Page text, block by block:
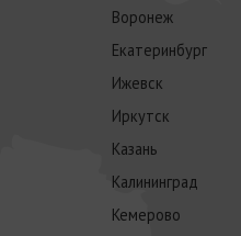
Воронеж
Екатеринбург
Ижевск
Иркутск
Казань
Калининград
Кемерово